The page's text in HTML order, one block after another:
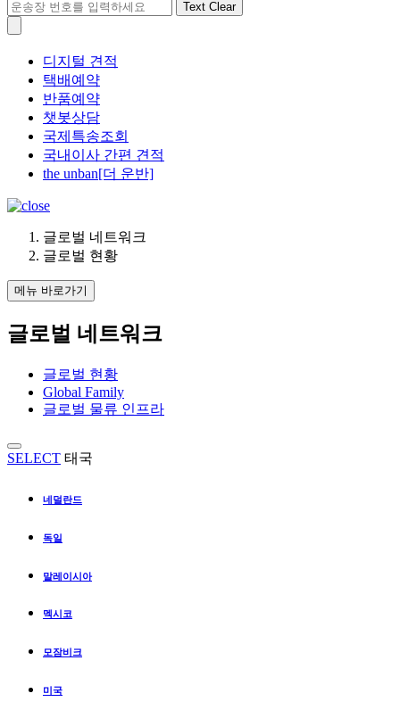
Text Clear
디지털 견적
택배예약
반품예약
챗봇상담
국제특송조회
국내이사 간편 견적
the unban[더 운반]
글로벌 네트워크
글로벌 현황
메뉴 바로가기
글로벌 네트워크
글로벌 현황
Global Family
글로벌 물류 인프라
SELECT 태국
네덜란드
독일
말레이시아
멕시코
모잠비크
미국